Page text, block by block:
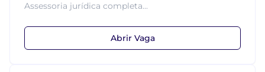
Assessoria jurídica completa...
Abrir Vaga